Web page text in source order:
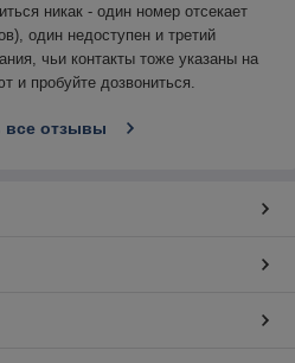
никак - один номер отсекает
один недоступен и третий
чьи контакты тоже указаны на
и пробуйте дозвониться.
все отзывы